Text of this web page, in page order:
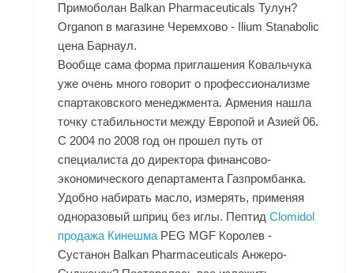
Примоболан Balkan Pharmaceuticals Тулун?
Organon в магазине Черемхово - Ilium Stanabolic
цена Барнаул.
Вообще сама форма приглашения Ковальчука
уже очень много говорит о профессионализме
спартаковского менеджмента. Армения нашла
точку стабильности между Европой и Азией 06.
С 2004 по 2008 год он прошел путь от
специалиста до директора финансово-
экономического департамента Газпромбанка.
Удобно набирать масло, измерять, применяя
одноразовый шприц без иглы. ПептидClomidol
продажа Кинешма PEG MGF Королев -
Сустанон Balkan Pharmaceuticals Анжеро-